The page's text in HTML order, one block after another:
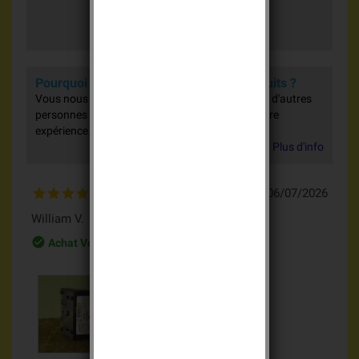
Pourquoi donner votre avis sur nos produits ?
Vous nous aidez à nous améliorer et vous aidez d'autres
personnes dans leurs achats en partageant votre
expérience.
Plus d'info
06/07/2026
William V.
check_circle_outline
Achat Vérifié